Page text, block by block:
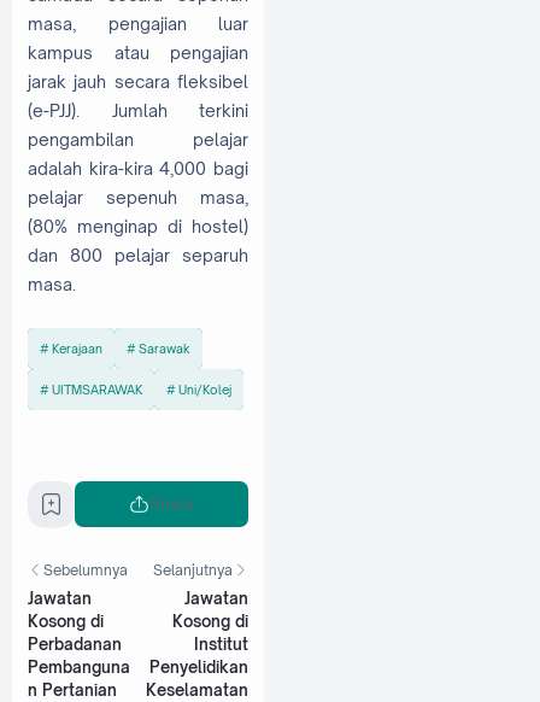
masa, pengajian luar
kampus atau pengajian
jarak jauh secara fleksibel
(e-PJJ). Jumlah terkini
pengambilan pelajar
adalah kira-kira 4,000 bagi
pelajar sepenuh masa,
(80% menginap di hostel)
dan 800 pelajar separuh
masa.
Kerajaan Sarawak
UITMSARAWAK Uni/Kolej
Share
Sebelumnya
Jawatan
Kosong di
Perbadanan
Pembanguna
n Pertanian
Selanjutnya
Jawatan
Kosong di
Institut
Penyelidikan
Keselamatan